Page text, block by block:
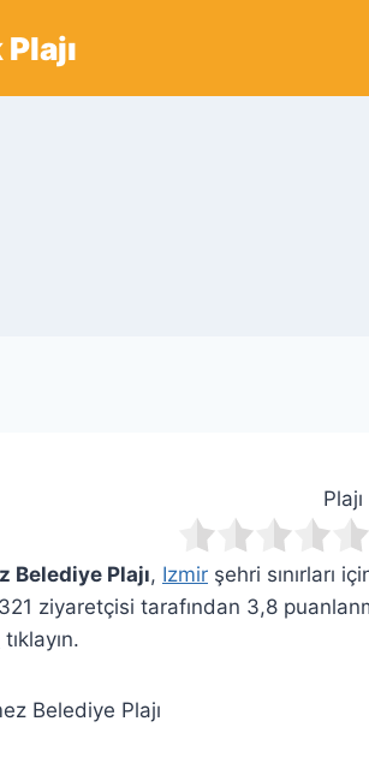
Belediye Plajı, Izmir şehri sınırları
ziyaretçisi tarafından 3,8
tıklayın.